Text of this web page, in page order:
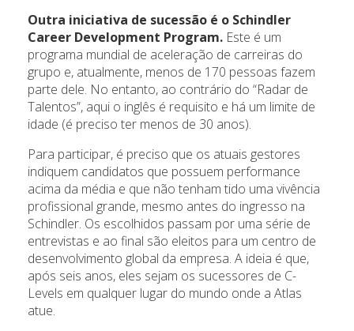
Outra iniciativa de sucessão é o Schindler
Career Development Program. Este é um
programa mundial de aceleração de carreiras do
grupo e, atualmente, menos de 170 pessoas fazem
parte dele. No entanto, ao contrário do “Radar de
Talentos”, aqui o inglês é requisito e há um limite de
idade (é preciso ter menos de 30 anos).
Para participar, é preciso que os atuais gestores
indiquem candidatos que possuem performance
acima da média e que não tenham tido uma vivência
profissional grande, mesmo antes do ingresso na
Schindler. Os escolhidos passam por uma série de
entrevistas e ao final são eleitos para um centro de
desenvolvimento global da empresa. A ideia é que,
após seis anos, eles sejam os sucessores de C-
Levels em qualquer lugar do mundo onde a Atlas
atue.